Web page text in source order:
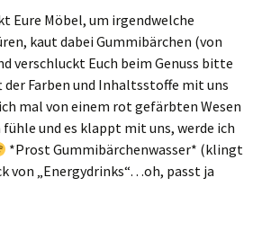
Eure Möbel, um irgendwelche
kaut dabei Gummibärchen (von
verschluckt Euch beim Genuss bitte
der Farben und Inhaltsstoffe mit uns
mal von einem rot gefärbten Wesen
und es klappt mit uns, werde ich
*Prost Gummibärchenwasser* (klingt
von „Energydrinks“…oh, passt ja